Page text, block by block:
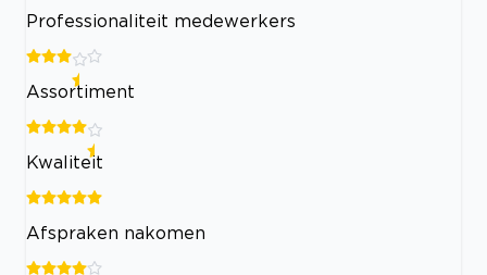
Professionaliteit medewerkers
Assortiment
Kwaliteit
Afspraken nakomen